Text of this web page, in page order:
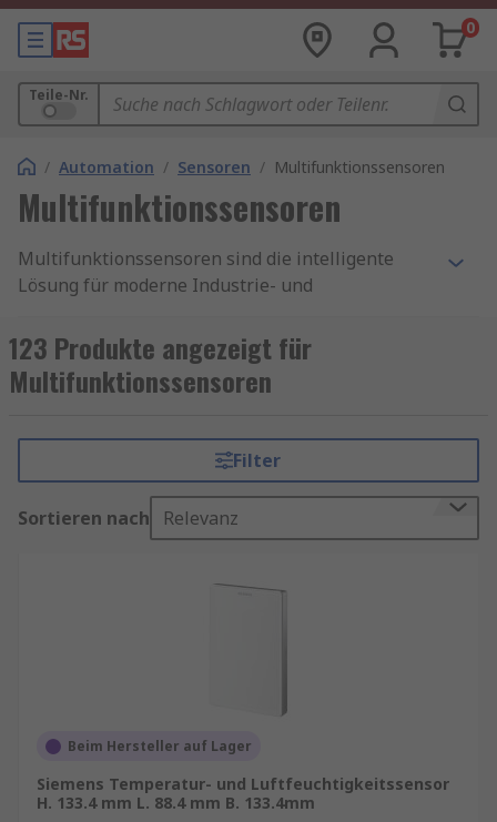
0
Teile-Nr.
/ Automation / Sensoren / Multifunktionssensoren
Multifunktionssensoren
Multifunktionssensoren sind die intelligente
Lösung für moderne Industrie- und
Messfunktionen in einem kompakten Gerät und
bieten dadurch maximale Effizienz bei
minimalem Platzbedarf. Ob Temperatur,
Multifunktionssensor überwachen Sie
verschiedene Parameter gleichzeitig und sparen
Kosten sowie Installationsaufwand.
In der heutigen Industrie zählt Präzision und
Wartungsaufwand. Zudem sind diese Sensoren
ideal für Anwendungen in der
Gebäudeautomation, Fertigung, Logistik und
Smart-Home-Systemen.
123 Produkte angezeigt für
Multifunktionssensoren
Filter
Sortieren nach Relevanz
Beim Hersteller auf Lager
Siemens Temperatur- und Luftfeuchtigkeitssensor
H. 133.4 mm L. 88.4 mm B. 133.4mm